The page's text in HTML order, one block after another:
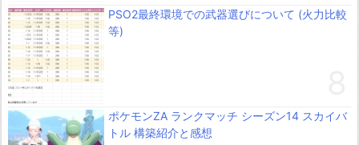
PSO2最終環境での武器選びについて (火力比較
等)
ポケモンZA ランクマッチ シーズン14 スカイバ
トル 構築紹介と感想